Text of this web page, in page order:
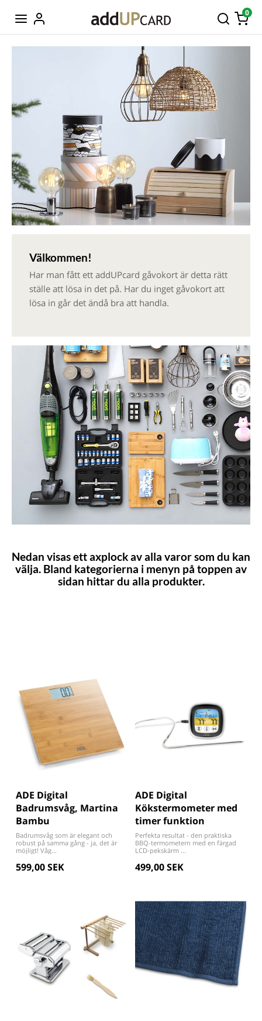
0
Välkommen!
Har man fått ett addUPcard gåvokort är detta rätt
ställe att lösa in det på. Har du inget gåvokort att
lösa in går det ändå bra att handla.
Nedan visas ett axplock av alla varor som du kan
välja. Bland kategorierna i menyn på toppen av
sidan hittar du alla produkter.
ADE Digital
Badrumsvåg, Martina
Bambu
Badrumsvåg som är elegant och
robust på samma gång - ja, det är
möjligt! Våg...
599,00 SEK
ADE Digital
Kökstermometer med
timer funktion
Perfekta resultat - den praktiska
BBQ-termometern med en färgad
LCD-pekskärm ...
499,00 SEK